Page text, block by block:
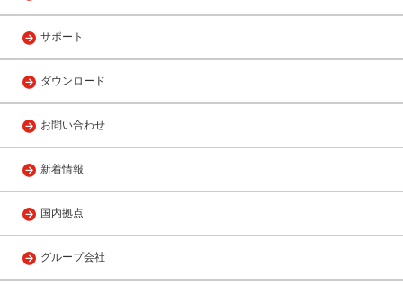
サポート
ダウンロード
お問い合わせ
新着情報
国内拠点
グループ会社